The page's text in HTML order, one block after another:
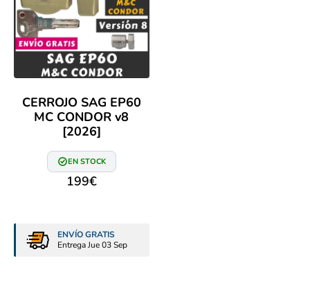
CERROJO SAG EP60
MC CONDOR v8
[2026]
EN STOCK
199€
ENVÍO GRATIS
Entrega Jue 03 Sep